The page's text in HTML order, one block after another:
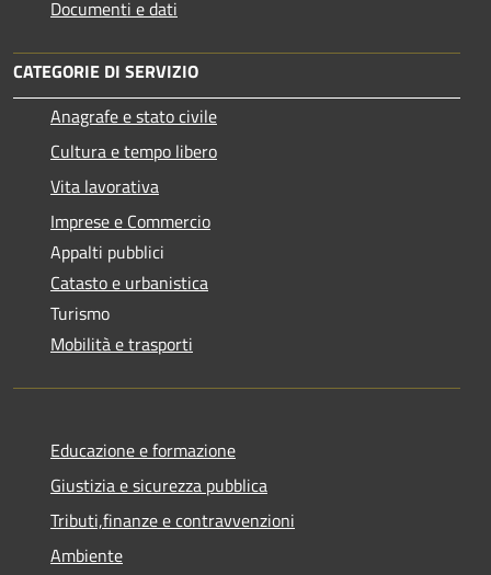
Documenti e dati
CATEGORIE DI SERVIZIO
Anagrafe e stato civile
Cultura e tempo libero
Vita lavorativa
Imprese e Commercio
Appalti pubblici
Catasto e urbanistica
Turismo
Mobilità e trasporti
Educazione e formazione
Giustizia e sicurezza pubblica
Tributi,finanze e contravvenzioni
Ambiente